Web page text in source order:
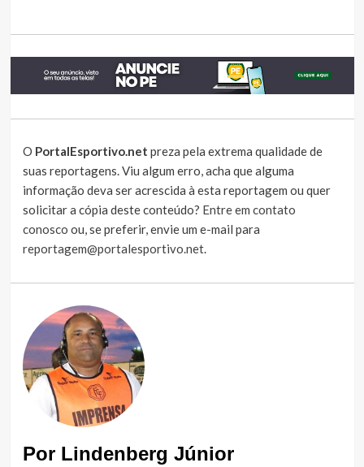
O PortalEsportivo.net preza pela extrema qualidade de
suas reportagens. Viu algum erro, acha que alguma
informação deva ser acrescida à esta reportagem ou quer
solicitar a cópia deste conteúdo? Entre em contato
conosco ou, se preferir, envie um e-mail para
reportagem@portalesportivo.net.
Por Lindenberg Júnior